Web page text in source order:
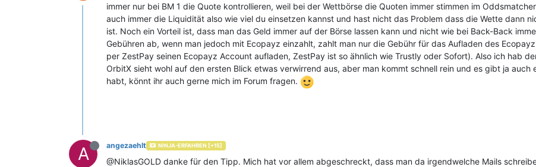
immer nur bei BM 1 die Quote kontrollieren, weil bei der Wettbörse die Quoten immer stimmen im
auch immer die Liquidität also wie viel du einsetzen kannst und hast nicht das Problem dass die Wette dann
ist. Noch ein Vorteil ist, dass man das Geld immer auf der Börse lassen kann und nicht wie bei Back-Back
Gebühren ab, wenn man jedoch mit Ecopayz einzahlt, zahlt man nur die Gebühr für das Aufladen des
per ZestPay seinen Ecopayz Account aufladen, ZestPay ist so ähnlich wie Trustly oder Sofort). Also ich hab
OrbitX sieht wohl auf den ersten Blick etwas verwirrend aus, aber man kommt schnell rein und es gibt ja auch
habt, könnt ihr auch gerne mich im Forum fragen.
A angezaehlt NINJA-ERFAHREN [+15]
@NiklasGOLD danke für den Tipp. Mich hat vor allem abgeschreckt, dass man da irgendwelche Mails